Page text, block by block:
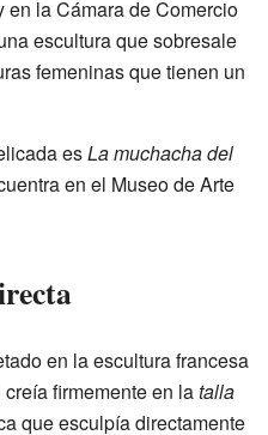
en la Cámara de Comercio
escultura que sobresale
femeninas que tienen un
esLa muchacha del
en el Museo de Arte
en la escultura francesa
firmemente en latalla
que esculpía directamente